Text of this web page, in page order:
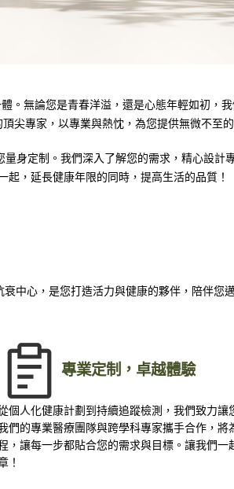
。無論您是青春洋溢，還是心態年輕如初，
尖專家，以專業與熱忱，為您提供無微不至的
定制。我們深入了解您的需求，精心設計
起，延長健康年限的同時，提高生活的品質！
中心，是您打造活力與健康的夥伴，陪伴您
專業定制，卓越體驗
個人化健康計劃到持續追蹤檢測，我們致力讓
們的專業醫療團隊與跨學科專家攜手合作，將
，讓每一步都貼合您的需求與目標。讓我們一
！